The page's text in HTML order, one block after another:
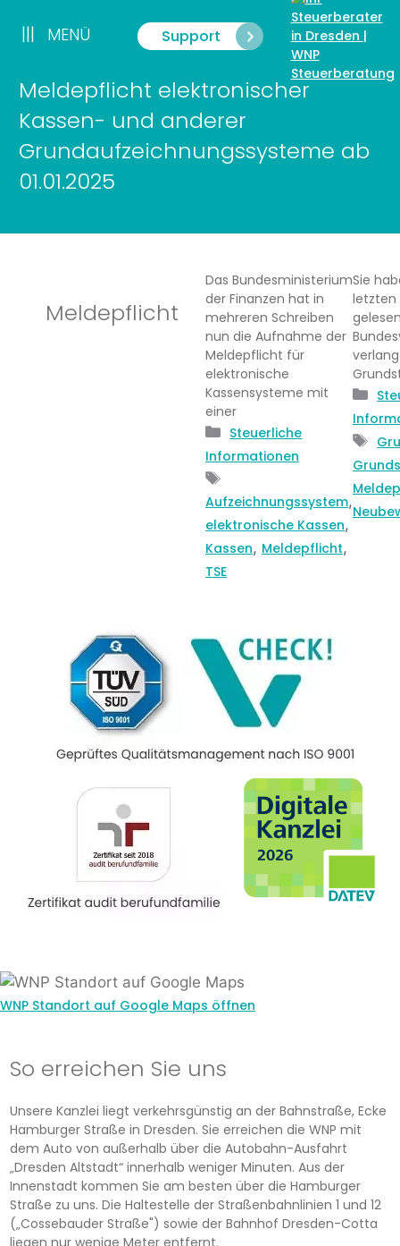
Inhalt
springen
Support
||| MENÜ
Meldepflicht elektronischer
Kassen- und anderer
Grundaufzeichnungssysteme ab
01.01.2025
Meldepflicht
Das Bundesministerium
der Finanzen hat in
mehreren Schreiben
nun die Aufnahme der
Meldepflicht für
elektronische
Kassensysteme mit
einer
Kategorien
Steuerliche
Informationen
Aufzeichnungssystem,
elektronische Kassen,
Kassen, Meldepflicht,
TSE
Sie
letzten
WNP Standort auf Google Maps öffnen
So erreichen Sie uns
Unsere Kanzlei liegt verkehrsgünstig an der Bahnstraße, Ecke
Hamburger Straße in Dresden. Sie erreichen die WNP mit
dem Auto von außerhalb über die Autobahn-Ausfahrt
„Dresden Altstadt“ innerhalb weniger Minuten. Aus der
Innenstadt kommen Sie am besten über die Hamburger
Straße zu uns. Die Haltestelle der Straßenbahnlinien 1 und 12
(„Cossebauder Straße") sowie der Bahnhof Dresden-Cotta
liegen nur wenige Meter entfernt.